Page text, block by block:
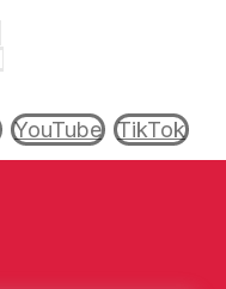
YouTube TikTok